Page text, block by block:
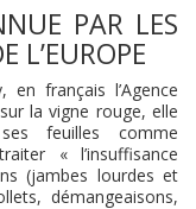
PAR LES
L’EUROPE
en français l’Agence
la vigne rouge, elle
feuilles comme
« l’insuffisance
(jambes lourdes et
démangeaisons,